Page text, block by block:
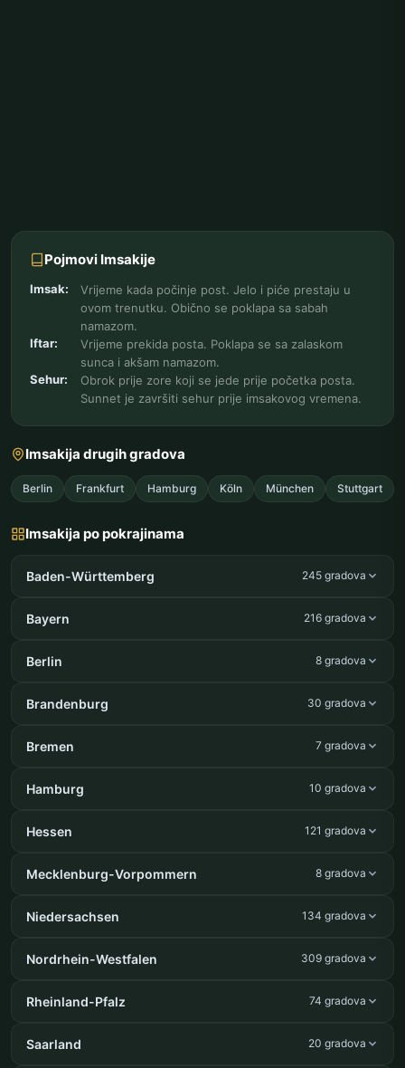
Pojmovi Imsakije
Imsak:
Vrijeme kada počinje post. Jelo i piće prestaju u
ovom trenutku. Obično se poklapa sa sabah
namazom.
Iftar:
Vrijeme prekida posta. Poklapa se sa zalaskom
sunca i akšam namazom.
Sehur:
Obrok prije zore koji se jede prije početka posta.
Sunnet je završiti sehur prije imsakovog vremena.
Imsakija drugih gradova
Berlin Frankfurt Hamburg Köln München Stuttgart
Imsakija po pokrajinama
Baden-Württemberg 245 gradova
Bayern 216 gradova
Berlin 8 gradova
Brandenburg 30 gradova
Bremen 7 gradova
Hamburg 10 gradova
Hessen 121 gradova
Mecklenburg-Vorpommern 8 gradova
Niedersachsen 134 gradova
Nordrhein-Westfalen 309 gradova
Rheinland-Pfalz 74 gradova
Saarland 20 gradova